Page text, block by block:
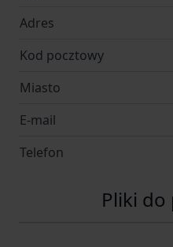
Adres
Kod pocztowy
Miasto
E-mail
Telefon
Pliki